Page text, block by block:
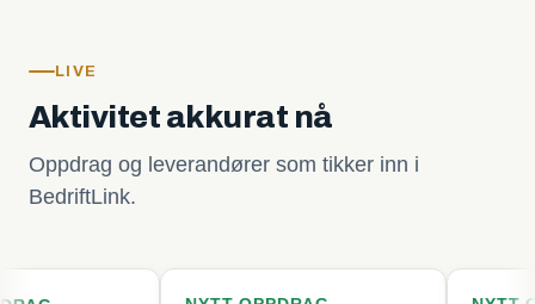
LIVE
Aktivitet akkurat nå
Oppdrag og leverandører som tikker inn i
BedriftLink.